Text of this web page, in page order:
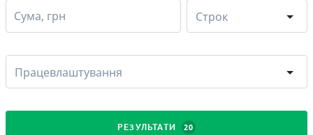
Сума, грн Строк
Працевлаштування
РЕЗУЛЬТАТИ 20